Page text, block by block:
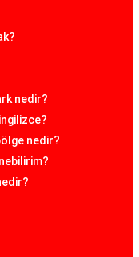
nedir?
nedir?